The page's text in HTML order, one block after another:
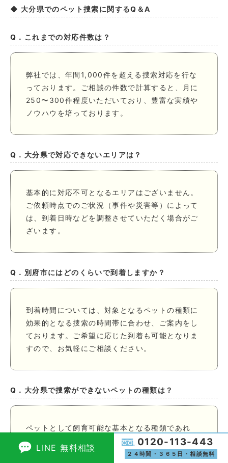
◆ 大分県でのペット捜索に関するQ＆A
Q．これまでの対応件数は？
弊社では、年間1,000件を超える捜索対応を行な
っております。ご相談の件数で計算すると、月に
250〜300件程度いただいており、豊富な実績や
ノウハウを培っております。
Q．大分県で対応できないエリアは？
基本的に対応不可となるエリアはございません。
ご依頼時点でのご状況（事件や災害等）によって
は、到着日時などを調整させていただく場合がご
ざいます。
Q．別府市にはどのくらいで到着しますか？
到着時間については、対象となるペットの種類に
効果的となる捜索の時間帯に合わせ、ご案内をし
ております。ご希望に応じた到着も可能となりま
すので、お気軽にご相談ください。
Q．大分県で捜索ができないペットの種類は？
ペットとして飼育可能な基本となる種類であれ
ば、全般的に対応をしております。具体的に挙げ
ると、猫・犬・インコ・爬虫類（亀・トカゲ）・
LINE 無料相談 0120-113-443
２４時間・３６５日・相談無料